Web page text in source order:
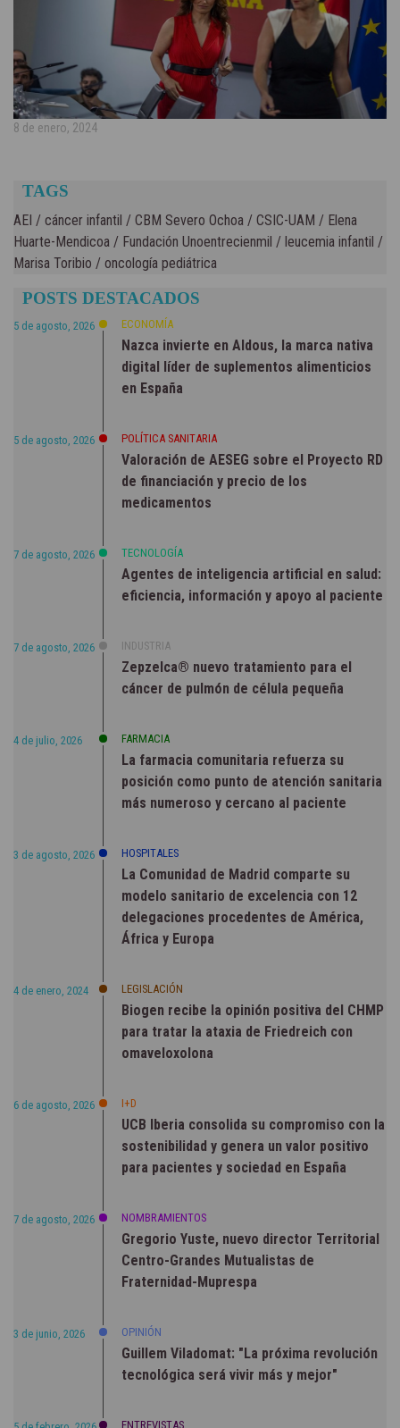
8 de enero, 2024
TAGS
AEI / cáncer infantil / CBM Severo Ochoa / CSIC-UAM / Elena
Huarte-Mendicoa / Fundación Unoentrecienmil / leucemia infantil /
Marisa Toribio / oncología pediátrica
POSTS DESTACADOS
5 de agosto, 2026 ECONOMÍA
Nazca invierte en Aldous, la marca nativa
digital líder de suplementos alimenticios
en España
5 de agosto, 2026 POLÍTICA SANITARIA
Valoración de AESEG sobre el Proyecto RD
de financiación y precio de los
medicamentos
7 de agosto, 2026 TECNOLOGÍA
Agentes de inteligencia artificial en salud:
eficiencia, información y apoyo al paciente
7 de agosto, 2026 INDUSTRIA
Zepzelca® nuevo tratamiento para el
cáncer de pulmón de célula pequeña
4 de julio, 2026 FARMACIA
La farmacia comunitaria refuerza su
posición como punto de atención sanitaria
más numeroso y cercano al paciente
3 de agosto, 2026 HOSPITALES
La Comunidad de Madrid comparte su
modelo sanitario de excelencia con 12
delegaciones procedentes de América,
África y Europa
4 de enero, 2024 LEGISLACIÓN
Biogen recibe la opinión positiva del CHMP
para tratar la ataxia de Friedreich con
omaveloxolona
6 de agosto, 2026 I+D
UCB Iberia consolida su compromiso con la
sostenibilidad y genera un valor positivo
para pacientes y sociedad en España
7 de agosto, 2026 NOMBRAMIENTOS
Gregorio Yuste, nuevo director Territorial
Centro-Grandes Mutualistas de
Fraternidad-Muprespa
3 de junio, 2026 OPINIÓN
Guillem Viladomat: "La próxima revolución
tecnológica será vivir más y mejor"
ENTREVISTAS